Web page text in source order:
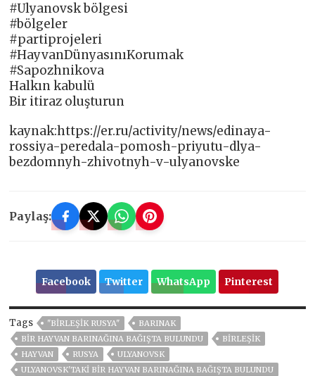
#Ulyanovsk bölgesi
#bölgeler
#partiprojeleri
#HayvanDünyasınıKorumak
#Sapozhnikova
Halkın kabulü
Bir itiraz oluşturun
kaynak:https://er.ru/activity/news/edinaya-
rossiya-peredala-pomosh-priyutu-dlya-
bezdomnyh-zhivotnyh-v-ulyanovske
Paylaş:
Facebook Twitter WhatsApp Pinterest
Tags "BIRLEŞIK RUSYA"
BARINAK
BIR HAYVAN BARINAĞINA BAĞIŞTA BULUNDU
BIRLEŞIK
HAYVAN
RUSYA
ULYANOVSK
ULYANOVSK'TAKI BIR HAYVAN BARINAĞINA BAĞIŞTA BULUNDU